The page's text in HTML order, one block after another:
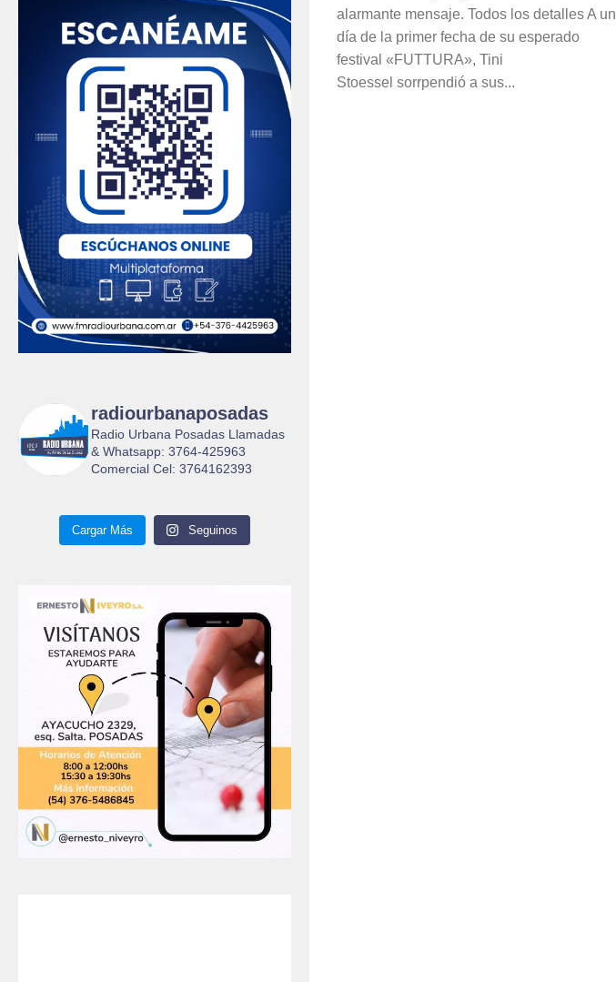
alarmante mensaje. Todos los detalles A un
día de la primer fecha de su esperado
festival «FUTTURA», Tini
Stoessel sorrpendió a sus...
radiourbanaposadas
Radio Urbana Posadas Llamadas
& Whatsapp: 3764-425963
Comercial Cel: 3764162393
Cargar Más Seguinos